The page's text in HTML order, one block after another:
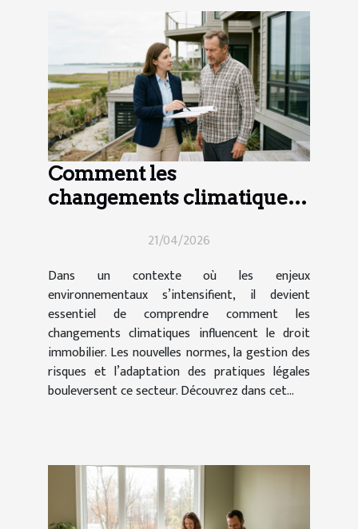
Comment les
changements climatiques
immobilier ?21/04/2026
Dans un contexte où les enjeux
environnementaux s’intensifient, il devient
essentiel de comprendre comment les
changements climatiques influencent le droit
immobilier. Les nouvelles normes, la gestion des
risques et l’adaptation des pratiques légales
bouleversent ce secteur. Découvrez dans cet...